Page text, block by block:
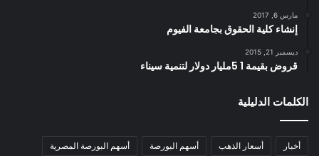
مارس 6, 2017
إنشاء كلية الحقوق بجامعة الفيوم
ديسمبر 21, 2015
قروض بقيمة 1 5مليار دولار لتنمية سيناء
الكلمات الدليلية
أخبار أسعار الذهب أسهم البورصة أسهم البورصة المصرية